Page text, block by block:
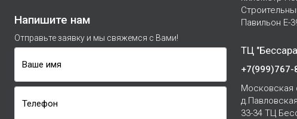
Напишите нам
Отправьте заявку и мы свяжемся с Вами!
Ваше имя
Телефон
Павильон Е-
ТЦ
+7(999)767-
Московская
33-34 ТЦ